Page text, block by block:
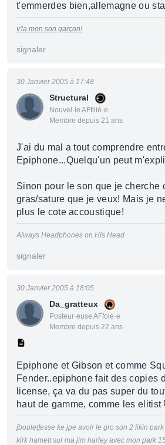
t'emmerdes bien,allemagne ou
v'la mon son garçon!
signaler
Structural
Nouvel·le AFfilié·e
Membre depuis 21 ans
30 Janvier 2005 à 17:48
J'ai du mal a tout comprendre
Epiphone...Quelqu'un peut
Sinon pour le son que je cherche
gras/sature que je veux! Mais je
plus le cote accoustique!
Always Headphones on His Head
signaler
Da_gratteux
Posteur·euse AFfolé·e
Membre depuis 22 ans
30 Janvier 2005 à 18:05
Epiphone et Gibson et comme
Fender..epiphone fait des copies
license, ça va du pas super du
haut de gamme, comme les elitist
[boulet]esse ke jpe avoir le gro son 2 likin
kirk hamett sur ma jim harley avec mon park